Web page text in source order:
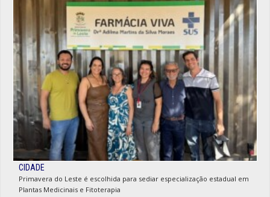
CIDADE
Primavera do Leste é escolhida para sediar especialização estadual em
Plantas Medicinais e Fitoterapia